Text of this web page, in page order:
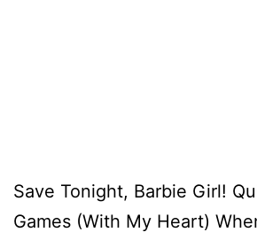
Save Tonight, Barbie Girl!
Games (With My Heart)